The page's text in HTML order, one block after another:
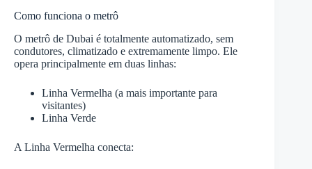
Como funciona o metrô
O metrô de Dubai é totalmente automatizado, sem
condutores, climatizado e extremamente limpo. Ele
opera principalmente em duas linhas:
Linha Vermelha (a mais importante para
visitantes)
Linha Verde
A Linha Vermelha conecta: